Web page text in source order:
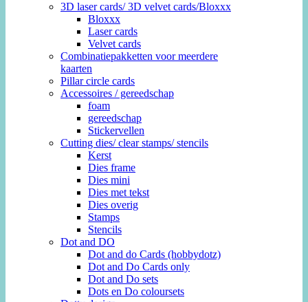
3D laser cards/ 3D velvet cards/Bloxxx
Bloxxx
Laser cards
Velvet cards
Combinatiepakketten voor meerdere
kaarten
Pillar circle cards
Accessoires / gereedschap
foam
gereedschap
Stickervellen
Cutting dies/ clear stamps/ stencils
Kerst
Dies frame
Dies mini
Dies met tekst
Dies overig
Stamps
Stencils
Dot and DO
Dot and do Cards (hobbydotz)
Dot and Do Cards only
Dot and Do sets
Dots en Do coloursets